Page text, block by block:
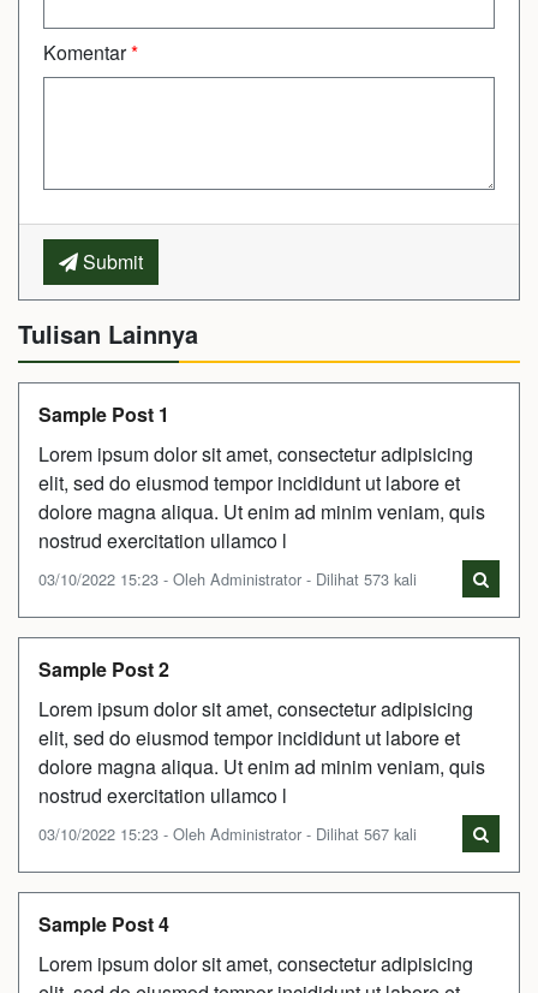
Komentar*
Submit
Tulisan Lainnya
Sample Post 1
Lorem ipsum dolor sit amet, consectetur adipisicing
elit, sed do eiusmod tempor incididunt ut labore et
dolore magna aliqua. Ut enim ad minim veniam, quis
nostrud exercitation ullamco l
03/10/2022 15:23 - Oleh Administrator - Dilihat 573 kali
Sample Post 2
Lorem ipsum dolor sit amet, consectetur adipisicing
elit, sed do eiusmod tempor incididunt ut labore et
dolore magna aliqua. Ut enim ad minim veniam, quis
nostrud exercitation ullamco l
03/10/2022 15:23 - Oleh Administrator - Dilihat 567 kali
Sample Post 4
Lorem ipsum dolor sit amet, consectetur adipisicing